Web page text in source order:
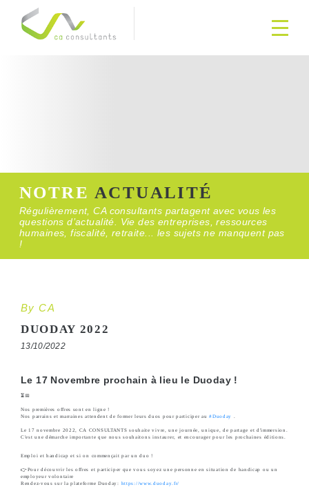
NOTRE ACTUALITÉ
Régulièrement, CA consultants partagent avec vous les
questions d’actualité. Vie des entreprises, ressources
humaines, fiscalité, retraite... les sujets ne manquent pas
!
By CA
DUODAY 2022
13/10/2022
Le 17 Novembre prochain à lieu le Duoday !
⏳📅
Nos premières offres sont en ligne !
Nos parrains et marraines attendent de former leurs duos pour participer au#Duoday
Le 17 novembre 2022, CA CONSULTANTS souhaite vivre, une journée, unique, de partage et d'immersion.
C'est une démarche importante que nous souhaitons instaurer, et encourager pour les prochaines éditions.
Emploi et handicap et si on commençait par un duo !
👉Pour découvrir les offres et participer que vous soyez une personne en situation de handicap ou un
employeur volontaire
Rendez-vous sur la plateforme Duoday: https://www.duoday.fr/